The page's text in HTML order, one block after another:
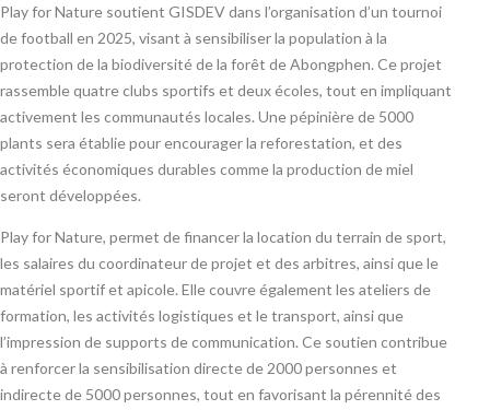
Play for Nature soutient GISDEV dans l’organisation d’un tournoi
de football en 2025, visant à sensibiliser la population à la
protection de la biodiversité de la forêt de Abongphen. Ce projet
rassemble quatre clubs sportifs et deux écoles, tout en impliquant
activement les communautés locales. Une pépinière de 5000
plants sera établie pour encourager la reforestation, et des
activités économiques durables comme la production de miel
seront développées.
Play for Nature, permet de financer la location du terrain de sport,
les salaires du coordinateur de projet et des arbitres, ainsi que le
matériel sportif et apicole. Elle couvre également les ateliers de
formation, les activités logistiques et le transport, ainsi que
l’impression de supports de communication. Ce soutien contribue
à renforcer la sensibilisation directe de 2000 personnes et
indirecte de 5000 personnes, tout en favorisant la pérennité des